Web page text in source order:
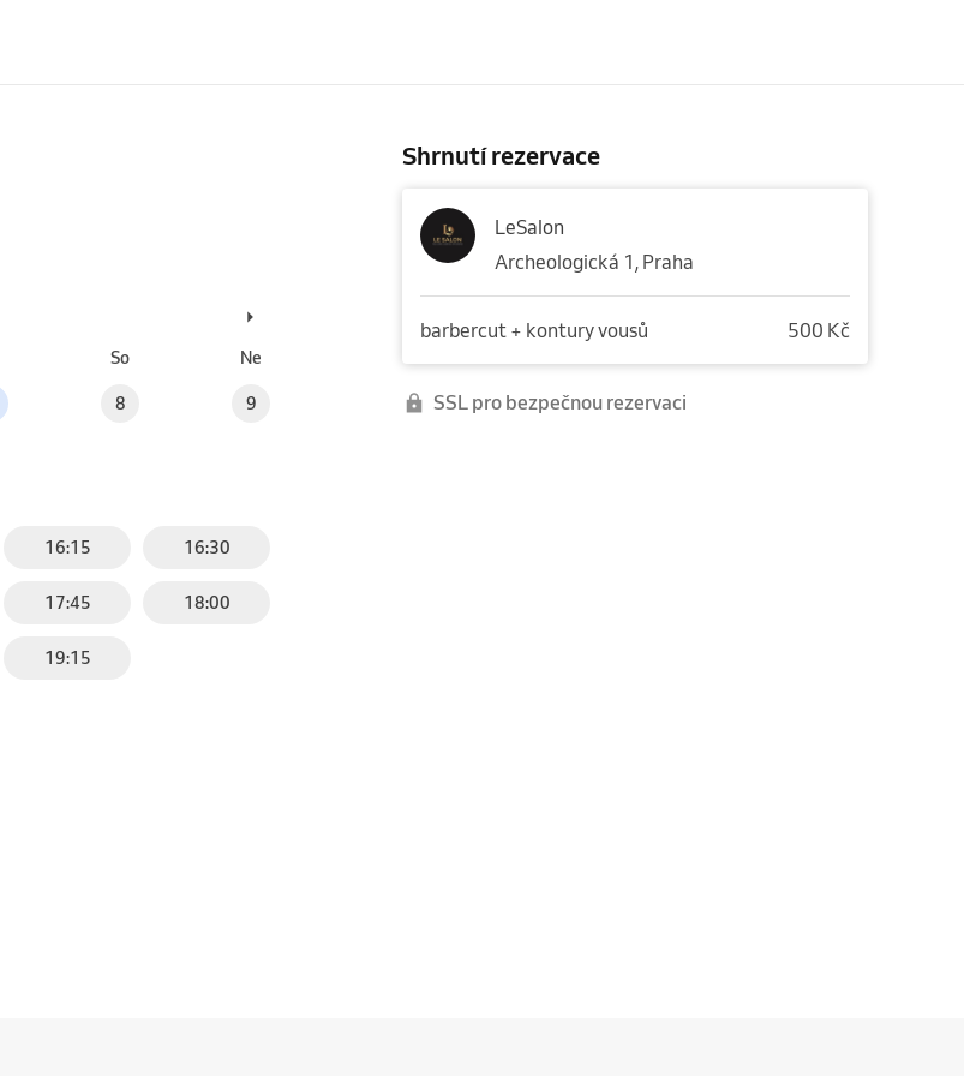
So Ne
8 9
16:15 16:30
17:45 18:00
19:15
Shrnutí rezervace
LeSalon
Archeologická 1, Praha
barbercut + kontury vousů 500 Kč
SSL pro bezpečnou rezervaci